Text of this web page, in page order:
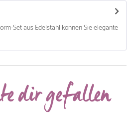
Set aus Edelstahl können Sie elegante
dir gefallen